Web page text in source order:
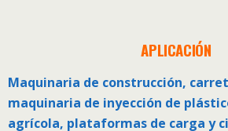
APLICACIÓN
Maquinaria de construcción,
maquinaria de inyección de
agrícola, plataformas de carga y